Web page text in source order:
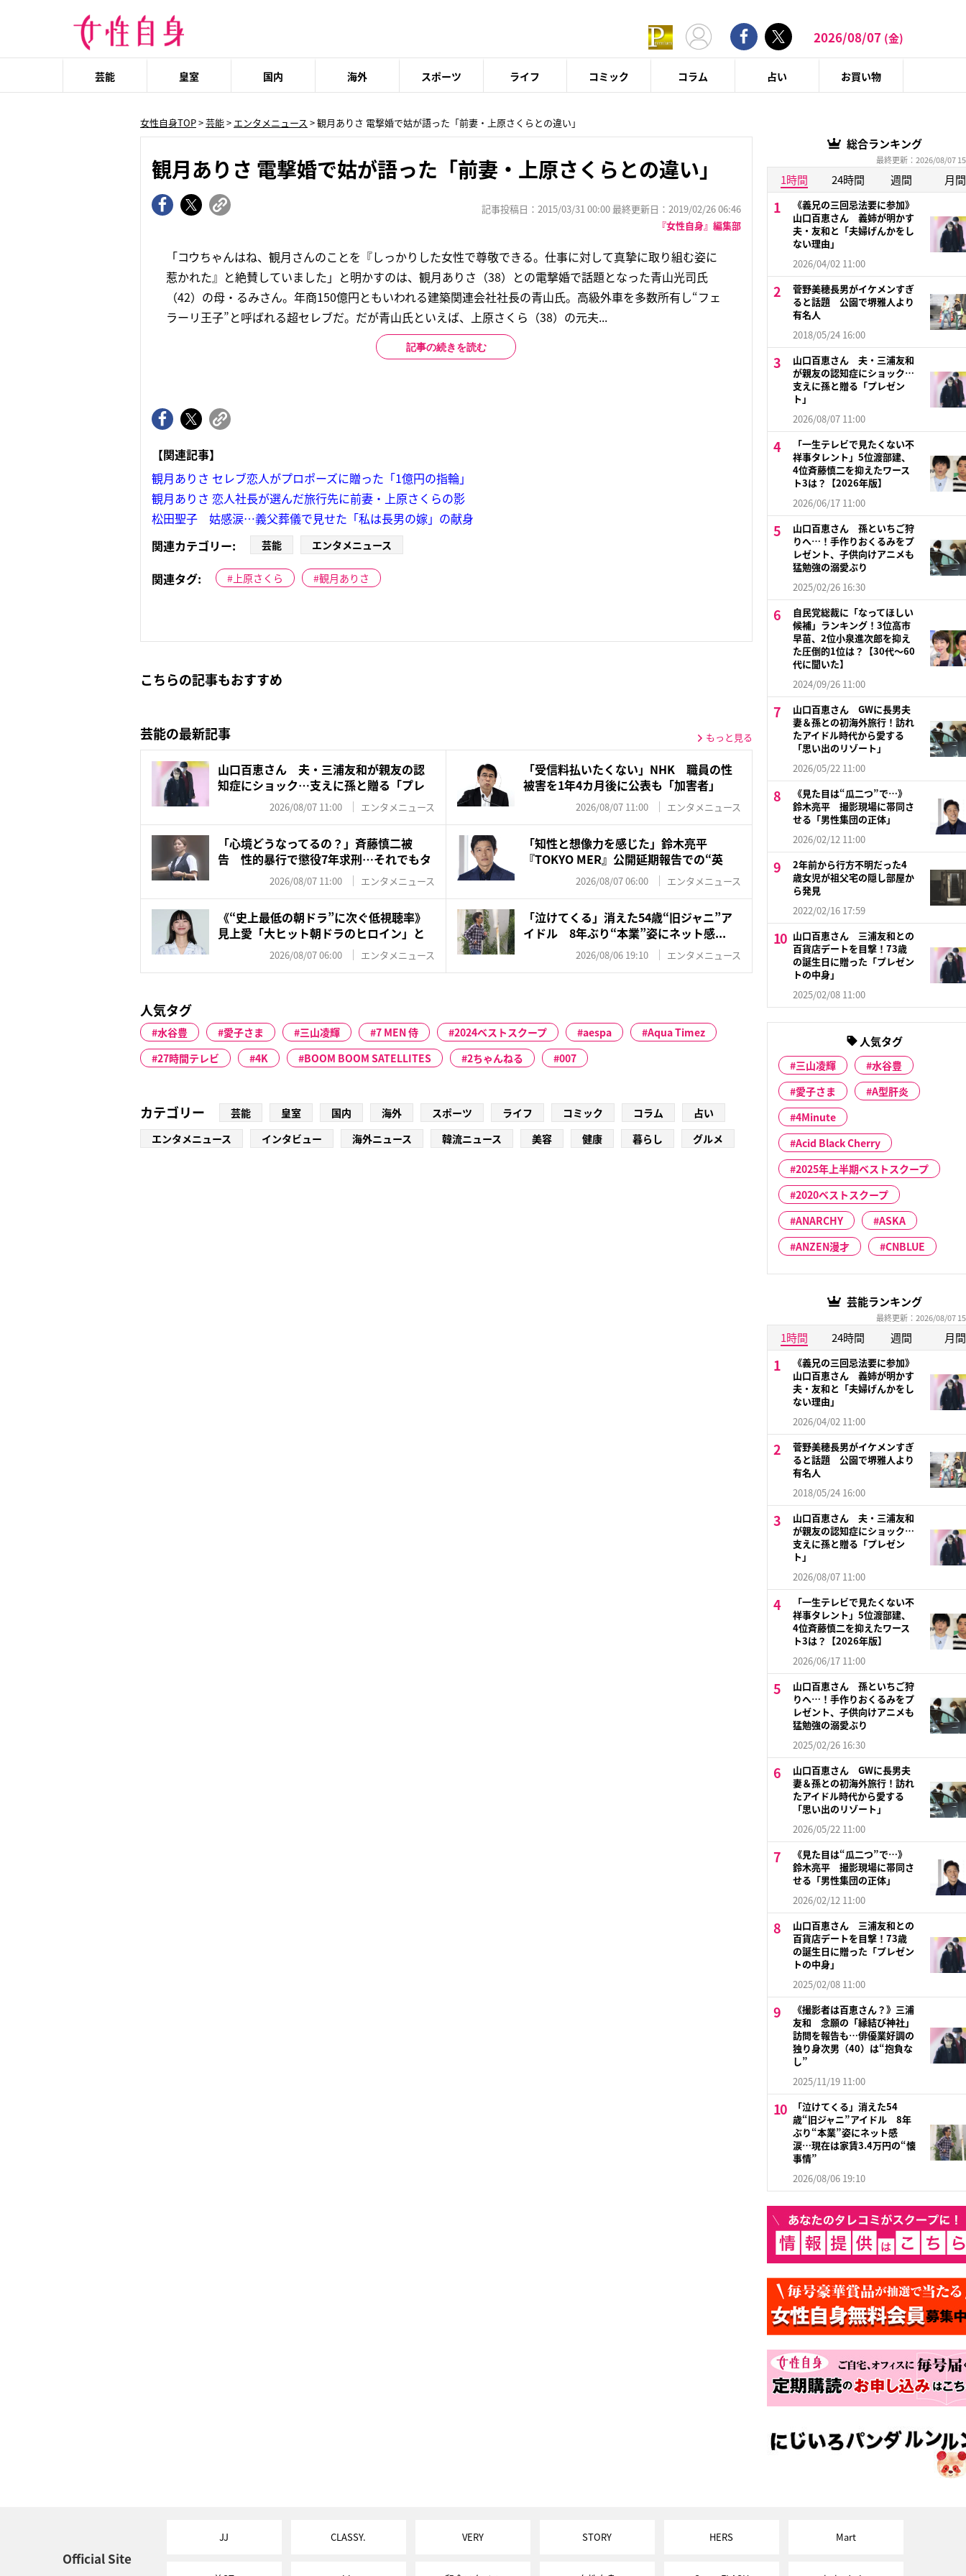
2026/08/07 (金)
芸能 皇室 国内 海外 スポーツ ライフ コミック コラム 占い お買い物
女性自身TOP>芸能> エンタメニュース > 観月ありさ 電撃婚で姑が語った「前妻・上原さくらとの違い」
観月ありさ 電撃婚で姑が語った「前妻・上原さくらとの違い」
記事投稿日：2015/03/31 00:00 最終更新日：2019/02/26 06:46
『女性自身』編集部
「コウちゃんはね、観月さんのことを『しっかりした女性で尊敬できる。仕事に対して真摯に取り組む姿に
惹かれた』と絶賛していました」と明かすのは、観月ありさ（38）との電撃婚で話題となった青山光司氏
（42）の母・るみさん。年商150億円ともいわれる建築関連会社社長の青山氏。高級外車を多数所有し“フェ
ラーリ王子”と呼ばれる超セレブだ。だが青山氏といえば、上原さくら（38）の元夫...
記事の続きを読む
【関連記事】
観月ありさ セレブ恋人がプロポーズに贈った「1億円の指輪」
観月ありさ 恋人社長が選んだ旅行先に前妻・上原さくらの影
松田聖子 姑感涙…義父葬儀で見せた「私は長男の嫁」の献身
関連カテゴリー:
芸能 エンタメニュース
関連タグ: 上原さくら 観月ありさ
こちらの記事もおすすめ
芸能の最新記事 もっと見る
山口百恵さん 夫・三浦友和が親友の認
知症にショック…支えに孫と贈る「プレ
2026/08/07 11:00 エンタメニュース
「受信料払いたくない」NHK 職員の性
被害を1年4カ月後に公表も「加害者」
2026/08/07 11:00 エンタメニュース
「心境どうなってるの？」斉藤慎二被
告 性的暴行で懲役7年求刑…それでもタ
2026/08/07 11:00 エンタメニュース
「知性と想像力を感じた」鈴木亮平
『TOKYO MER』公開延期報告での“英
2026/08/07 06:00 エンタメニュース
《“史上最低の朝ドラ”に次ぐ低視聴率》
見上愛「大ヒット朝ドラのヒロイン」と
2026/08/07 06:00 エンタメニュース
「泣けてくる」消えた54歳“旧ジャニ”ア
イドル 8年ぶり“本業”姿にネット感...
2026/08/06 19:10 エンタメニュース
人気タグ
水谷豊 愛子さま 三山凌輝 7 MEN 侍 2024ベストスクープ aespa
Aqua Timez
27時間テレビ
4K BOOM BOOM SATELLITES 2ちゃんねる 007
カテゴリー 芸能 皇室 国内 海外 スポーツ ライフ コミック コラム
占い
エンタメニュース
インタビュー 海外ニュース 韓流ニュース 美容 健康 暮らし グルメ
総合ランキング
最終更新：2026/08/07
1時間 24時間 週間 月間
《義兄の三回忌法要に参加》
山口百恵さん 義姉が明かす
夫・友和と「夫婦げんかをし
ない理由」
2026/04/02 11:00
菅野美穂長男がイケメンすぎ
ると話題 公園で堺雅人より
有名人
2018/05/24 16:00
山口百恵さん 夫・三浦友和
が親友の認知症にショック…
支えに孫と贈る「プレゼン
ト」
2026/08/07 11:00
「一生テレビで見たくない不
祥事タレント」5位渡部建、
4位斉藤慎二を抑えたワース
ト3は？【2026年版】
2026/06/17 11:00
山口百恵さん 孫といちご狩
りへ…！手作りおくるみをプ
レゼント、子供向けアニメも
猛勉強の溺愛ぶり
2025/02/26 16:30
自民党総裁に「なってほしい
候補」ランキング！3位高市
早苗、2位小泉進次郎を抑え
た圧倒的1位は？【30代〜60
代に聞いた】
2024/09/26 11:00
山口百恵さん GWに長男夫
妻＆孫との初海外旅行！訪れ
たアイドル時代から愛する
「思い出のリゾート」
2026/05/22 11:00
《見た目は“瓜二つ”で…》
鈴木亮平 撮影現場に帯同さ
せる「男性集団の正体」
2026/02/12 11:00
2年前から行方不明だった4
歳女児が祖父宅の隠し部屋か
ら発見
2022/02/16 17:59
山口百恵さん 三浦友和との
百貨店デートを目撃！73歳
の誕生日に贈った「プレゼン
トの中身」
2025/02/08 11:00
人気タグ
三山凌輝
水谷豊
愛子さま
A型肝炎
4Minute
Acid Black Cherry
2025年上半期ベストスクープ
2020ベストスクープ
ANARCHY
ASKA
ANZEN漫才
CNBLUE
芸能ランキング
最終更新：2026/08/07
1時間 24時間 週間 月間
《義兄の三回忌法要に参加》
山口百恵さん 義姉が明かす
夫・友和と「夫婦げんかをし
ない理由」
2026/04/02 11:00
菅野美穂長男がイケメンすぎ
ると話題 公園で堺雅人より
有名人
2018/05/24 16:00
山口百恵さん 夫・三浦友和
が親友の認知症にショック…
支えに孫と贈る「プレゼン
ト」
2026/08/07 11:00
「一生テレビで見たくない不
祥事タレント」5位渡部建、
4位斉藤慎二を抑えたワース
ト3は？【2026年版】
2026/06/17 11:00
山口百恵さん 孫といちご狩
りへ…！手作りおくるみをプ
レゼント、子供向けアニメも
猛勉強の溺愛ぶり
2025/02/26 16:30
山口百恵さん GWに長男夫
妻＆孫との初海外旅行！訪れ
たアイドル時代から愛する
「思い出のリゾート」
2026/05/22 11:00
《見た目は“瓜二つ”で…》
鈴木亮平 撮影現場に帯同さ
せる「男性集団の正体」
2026/02/12 11:00
山口百恵さん 三浦友和との
百貨店デートを目撃！73歳
の誕生日に贈った「プレゼン
トの中身」
2025/02/08 11:00
《撮影者は百恵さん？》三浦
友和 念願の「縁結び神社」
訪問を報告も…俳優業好調の
独り身次男（40）は“抱負な
し”
2025/11/19 11:00
「泣けてくる」消えた54
歳“旧ジャニ”アイドル 8年
ぶり“本業”姿にネット感
涙…現在は家賃3.4万円の“懐
事情”
2026/08/06 19:10
Official Site
JJ CLASSY. VERY STORY HERS Mart